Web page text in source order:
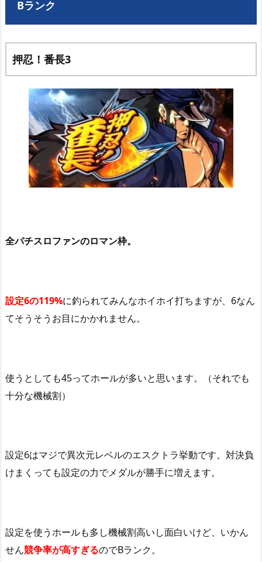
Bランク
押忍！番長3
全パチスロファンのロマン枠。
設定6の119%に釣られてみんなホイホイ打ちますが、 6なん
てそうそうお目にかかれません。
使うとしても45ってホールが多いと思います。（それでも
十分な機械割）
設定6はマジで異次元レベルのエスクトラ挙動です。対決負
けまくっても設定の力でメダルが勝手に増えます。
設定を使うホールも多し機械割高いし面白いけど、いかん
せん競争率が高すぎるのでBランク。